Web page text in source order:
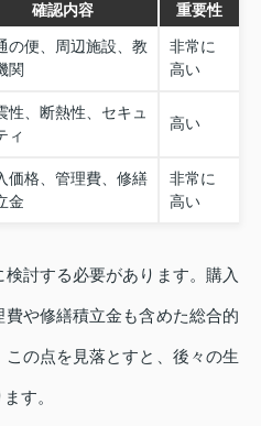
確認内容 重要性
の便、周辺施設、教
関
非常に
高い
性、断熱性、セキュ
ィ
高い
価格、管理費、修繕
金
非常に
高い
討する必要があります。購入
や修繕積立金も含めた総合的
の点を見落とすと、後々の生
す。